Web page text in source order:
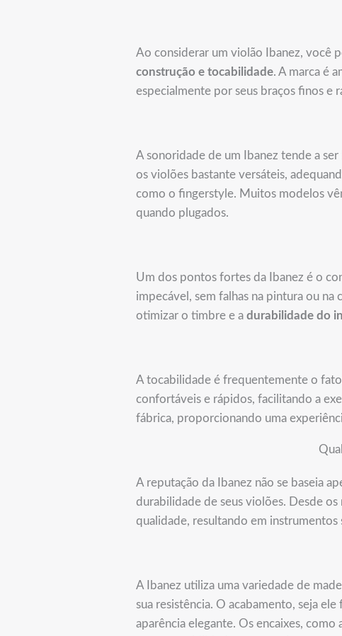
Ao considerar um violão Ibanez, você
construção e tocabilidade. A marca é
especialmente por seus braços finos e
A sonoridade de um Ibanez tende a
os violões bastante versáteis,
como o fingerstyle. Muitos modelos
quando plugados.
Um dos pontos fortes da Ibanez é o
impecável, sem falhas na pintura ou na
otimizar o timbre e a durabilidade do
A tocabilidade é frequentemente o
confortáveis e rápidos, facilitando a
fábrica, proporcionando uma
A reputação da Ibanez não se baseia
durabilidade de seus violões. Desde
qualidade, resultando em instrumentos
A Ibanez utiliza uma variedade de
sua resistência. O acabamento, seja
aparência elegante. Os encaixes,